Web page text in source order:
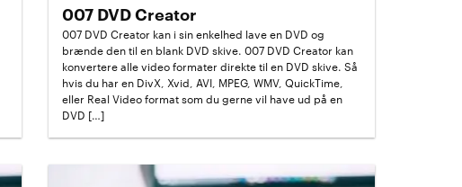
007 DVD Creator
007 DVD Creator kan i sin enkelhed lave en DVD og
brænde den til en blank DVD skive. 007 DVD Creator kan
konvertere alle video formater direkte til en DVD skive. Så
hvis du har en DivX, Xvid, AVI, MPEG, WMV, QuickTime,
eller Real Video format som du gerne vil have ud på en
DVD […]